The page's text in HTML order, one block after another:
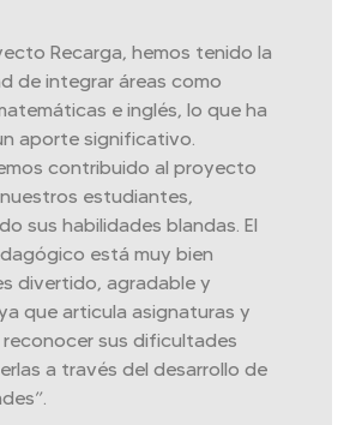
Recarga, hemos tenido la
de integrar áreas como
e inglés, lo que ha
aporte significativo.
contribuido al proyecto
estudiantes,
sus habilidades blandas. El
está muy bien
divertido, agradable y
que articula asignaturas y
sus dificultades
a través del desarrollo de